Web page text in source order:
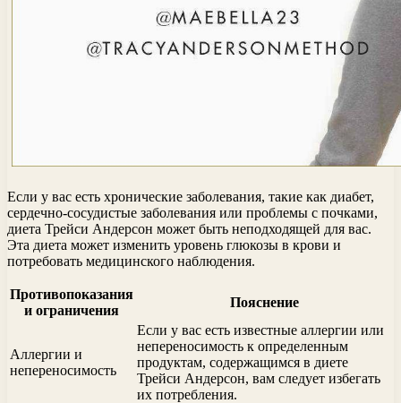
Если у вас есть хронические заболевания, такие как диабет,
сердечно-сосудистые заболевания или проблемы с почками,
диета Трейси Андерсон может быть неподходящей для вас.
Эта диета может изменить уровень глюкозы в крови и
потребовать медицинского наблюдения.
Противопоказания
и ограничения
Пояснение
Аллергии и
непереносимость
Если у вас есть известные аллергии или
непереносимость к определенным
продуктам, содержащимся в диете
Трейси Андерсон, вам следует избегать
их потребления.